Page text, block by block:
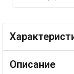
Описание